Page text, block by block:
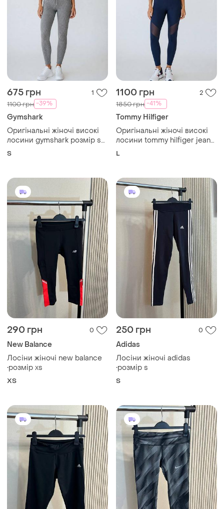
675 грн 1
1100 грн -39%
Gymshark
Оригінальні жіночі високі
лосини gymshark розмір s
сірі в рубчик спортивні
тренувань з а1
S
1100 грн 2
1850 грн -41%
Tommy Hilfiger
Оригінальні жіночі високі
лосини tommy hilfiger jeans
розмір l л спортивні
залу фітнесу а1
L
290 грн 0
New Balance
Лосіни жіночі new balance
•розмір xs
ХS
250 грн 0
Adidas
Лосіни жіночі adidas
•розмір s
S